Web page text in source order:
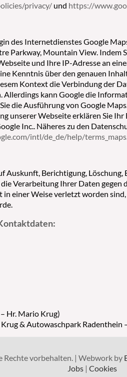
privacy/ und https://
des Internetdienstes Google
Parkway, Mountain View. Indem
und Ihre IP-Adresse an
Kenntnis über den genauen
Kontext die Verbindung der
Allerdings kann Google die
die Ausführung von Google
unserer Webseite erklären Sie
Inc.. Näheres zu den
intl/de_de/help/
Auskunft, Berichtigung,
Verarbeitung Ihrer Daten
einer Weise verletzt worden
Hr. Mario Krug)
& Autowaschpark Radenthein
Rechte vorbehalten. | Webwork by
Jobs |Cookies